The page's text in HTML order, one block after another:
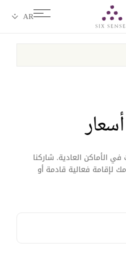
في الأماكن العادية. شاركنا
لإقامة فعالية قادمة أو